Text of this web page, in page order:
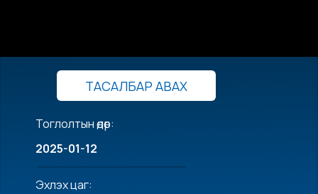
ТАСАЛБАР АВАХ
Тоглолтын өдөр:
2025-01-12
Эхлэх цаг: